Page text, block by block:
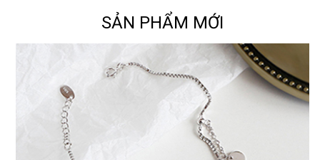
SẢN PHẨM MỚI